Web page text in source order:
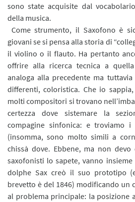
sono state acquisite dal
della musica.
Come strumento, il Saxofono è
giovani se si pensa alla storia di
il violino o il flauto. Ha pertanto
offrire alla ricerca tecnica a
analoga alla precedente ma
differenti, coloristica. Che io
molti compositori si trovano
certezza dove sistemare la
compagine sinfonica: e troviamo
(insomma, sono molto simili a
chissà dove. Ebbene, ma non
saxofonisti lo sapete, vanno
dolphe Sax creò il suo prototipo
brevetto è del 1846) modificando un
al problema principale: la posizione